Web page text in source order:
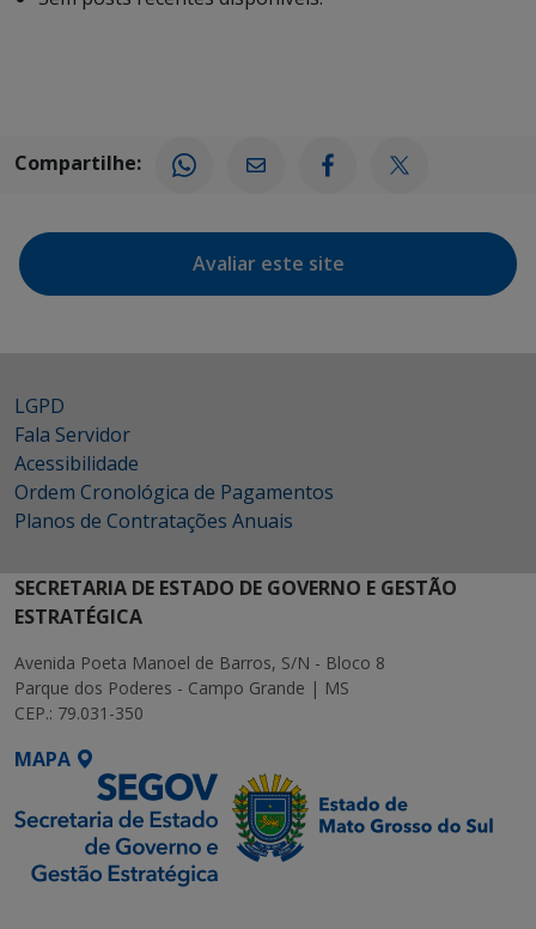
Compartilhe:
Avaliar este site
LGPD
Fala Servidor
Acessibilidade
Ordem Cronológica de Pagamentos
Planos de Contratações Anuais
SECRETARIA DE ESTADO DE GOVERNO E GESTÃO
ESTRATÉGICA
Avenida Poeta Manoel de Barros, S/N - Bloco 8
Parque dos Poderes - Campo Grande | MS
CEP.: 79.031-350
MAPA